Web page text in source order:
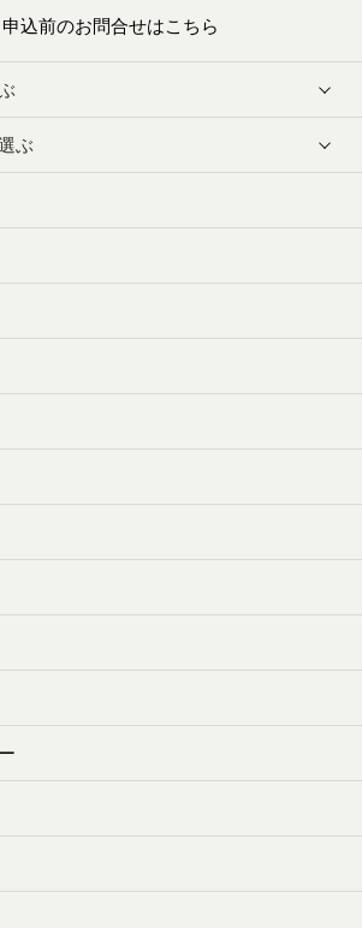
申込前のお問合せはこちら
ぶ